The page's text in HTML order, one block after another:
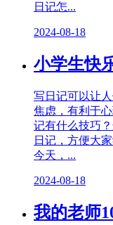
日记怎...
2024-08-18
小学生快
写日记可以让
焦虑，有利于
记有什么技巧
日记，方便大
今天，...
2024-08-18
我的老师